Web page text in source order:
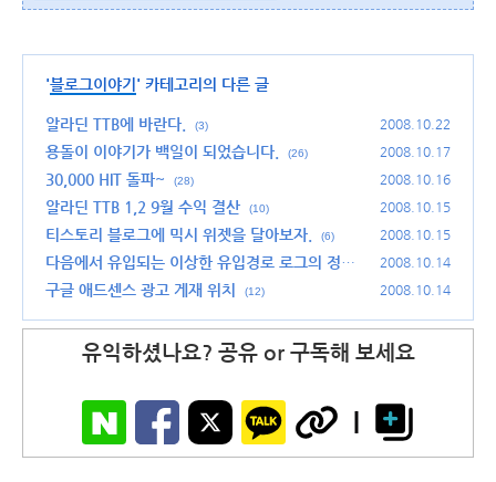
'블로그이야기 ' 카테고리의 다른 글
알라딘 TTB에 바란다. (3) 2008.10.22
용돌이 이야기가 백일이 되었습니다. (26) 2008.10.17
30,000 HIT 돌파~ (28) 2008.10.16
알라딘 TTB 1,2 9월 수익 결산 (10) 2008.10.15
티스토리 블로그에 믹시 위젯을 달아보자. (6) 2008.10.15
다음에서 유입되는 이상한 유입경로 로그의 정체
가 밝혀졌습니다.
(20)
2008.10.14
구글 애드센스 광고 게재 위치 (12) 2008.10.14
유익하셨나요? 공유 or 구독해 보세요